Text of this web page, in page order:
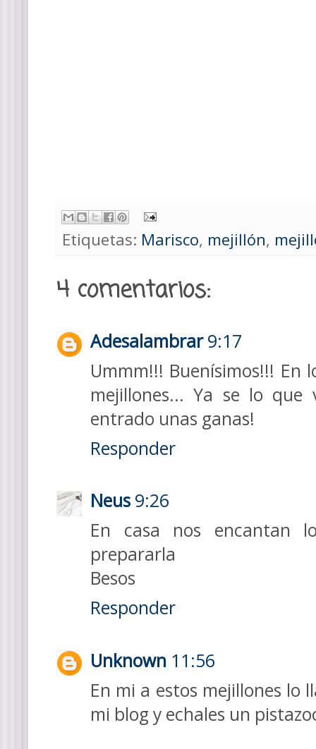
Etiquetas: Marisco, mejillón,
4 comentarios:
Adesalambrar 9:17
Ummm!!! Buenísimos!!! En
mejillones... Ya se lo
entrado unas ganas!
Responder
Neus 9:26
En casa nos encantan
prepararla
Besos
Responder
Unknown 11:56
En mi a estos mejillones lo
mi blog y echales un